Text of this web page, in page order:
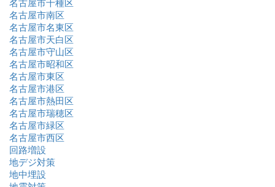
名古屋市南区
名古屋市名東区
名古屋市天白区
名古屋市守山区
名古屋市昭和区
名古屋市東区
名古屋市港区
名古屋市熱田区
名古屋市瑞穂区
名古屋市緑区
名古屋市西区
回路増設
地デジ対策
地中埋設